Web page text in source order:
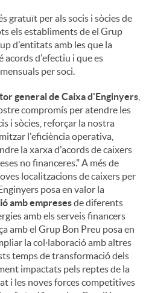
gratuït per als socis i sòcies de
els establiments de el Grup
d'entitats amb les que la
acords d'efectiu i que es
per soci.
general de Caixa d'Enginyers
compromís per atendre les
i sòcies, reforçar la nostra
l'eficiència operativa,
la xarxa d'acords de caixers
no financeres." A més de
localitzacions de caixers per
posa en valor la
amb empresesde diferents
amb els serveis financers
amb el Grup Bon Preu posa en
la col·laboració amb altres
temps de transformació dels
impactats pels reptes de la
i les noves forces competitives